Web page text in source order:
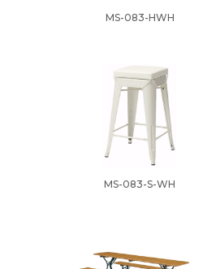
MS-083-HWH
MS-083-S-WH